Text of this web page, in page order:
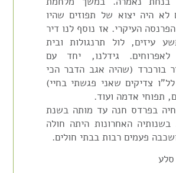
לא היה יצוא של תפוזים שהיו
העיקרי. אז נוסף לנו דיר
עיזים, לול תרנגולות ובית
לאפרוחים. גידלנו, יחד עם
בורכרד (שהיה אגב הדבר הכי
צדיקים שאני פגשתי בחיי)
תפוחי אדמה ועוד.
בפרדס חנה עד מותה בשנת
בשנותיה האחרונות היתה חולה
פעמים רבות בבתי חולים.
סלע